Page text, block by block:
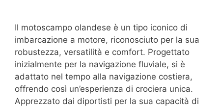
Il motoscampo olandese è un tipo iconico di
imbarcazione a motore, riconosciuto per la sua
robustezza, versatilità e comfort. Progettato
inizialmente per la navigazione fluviale, si è
adattato nel tempo alla navigazione costiera,
offrendo così un’esperienza di crociera unica.
Apprezzato dai diportisti per la sua capacità di